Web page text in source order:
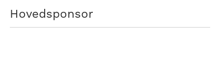
Hovedsponsor